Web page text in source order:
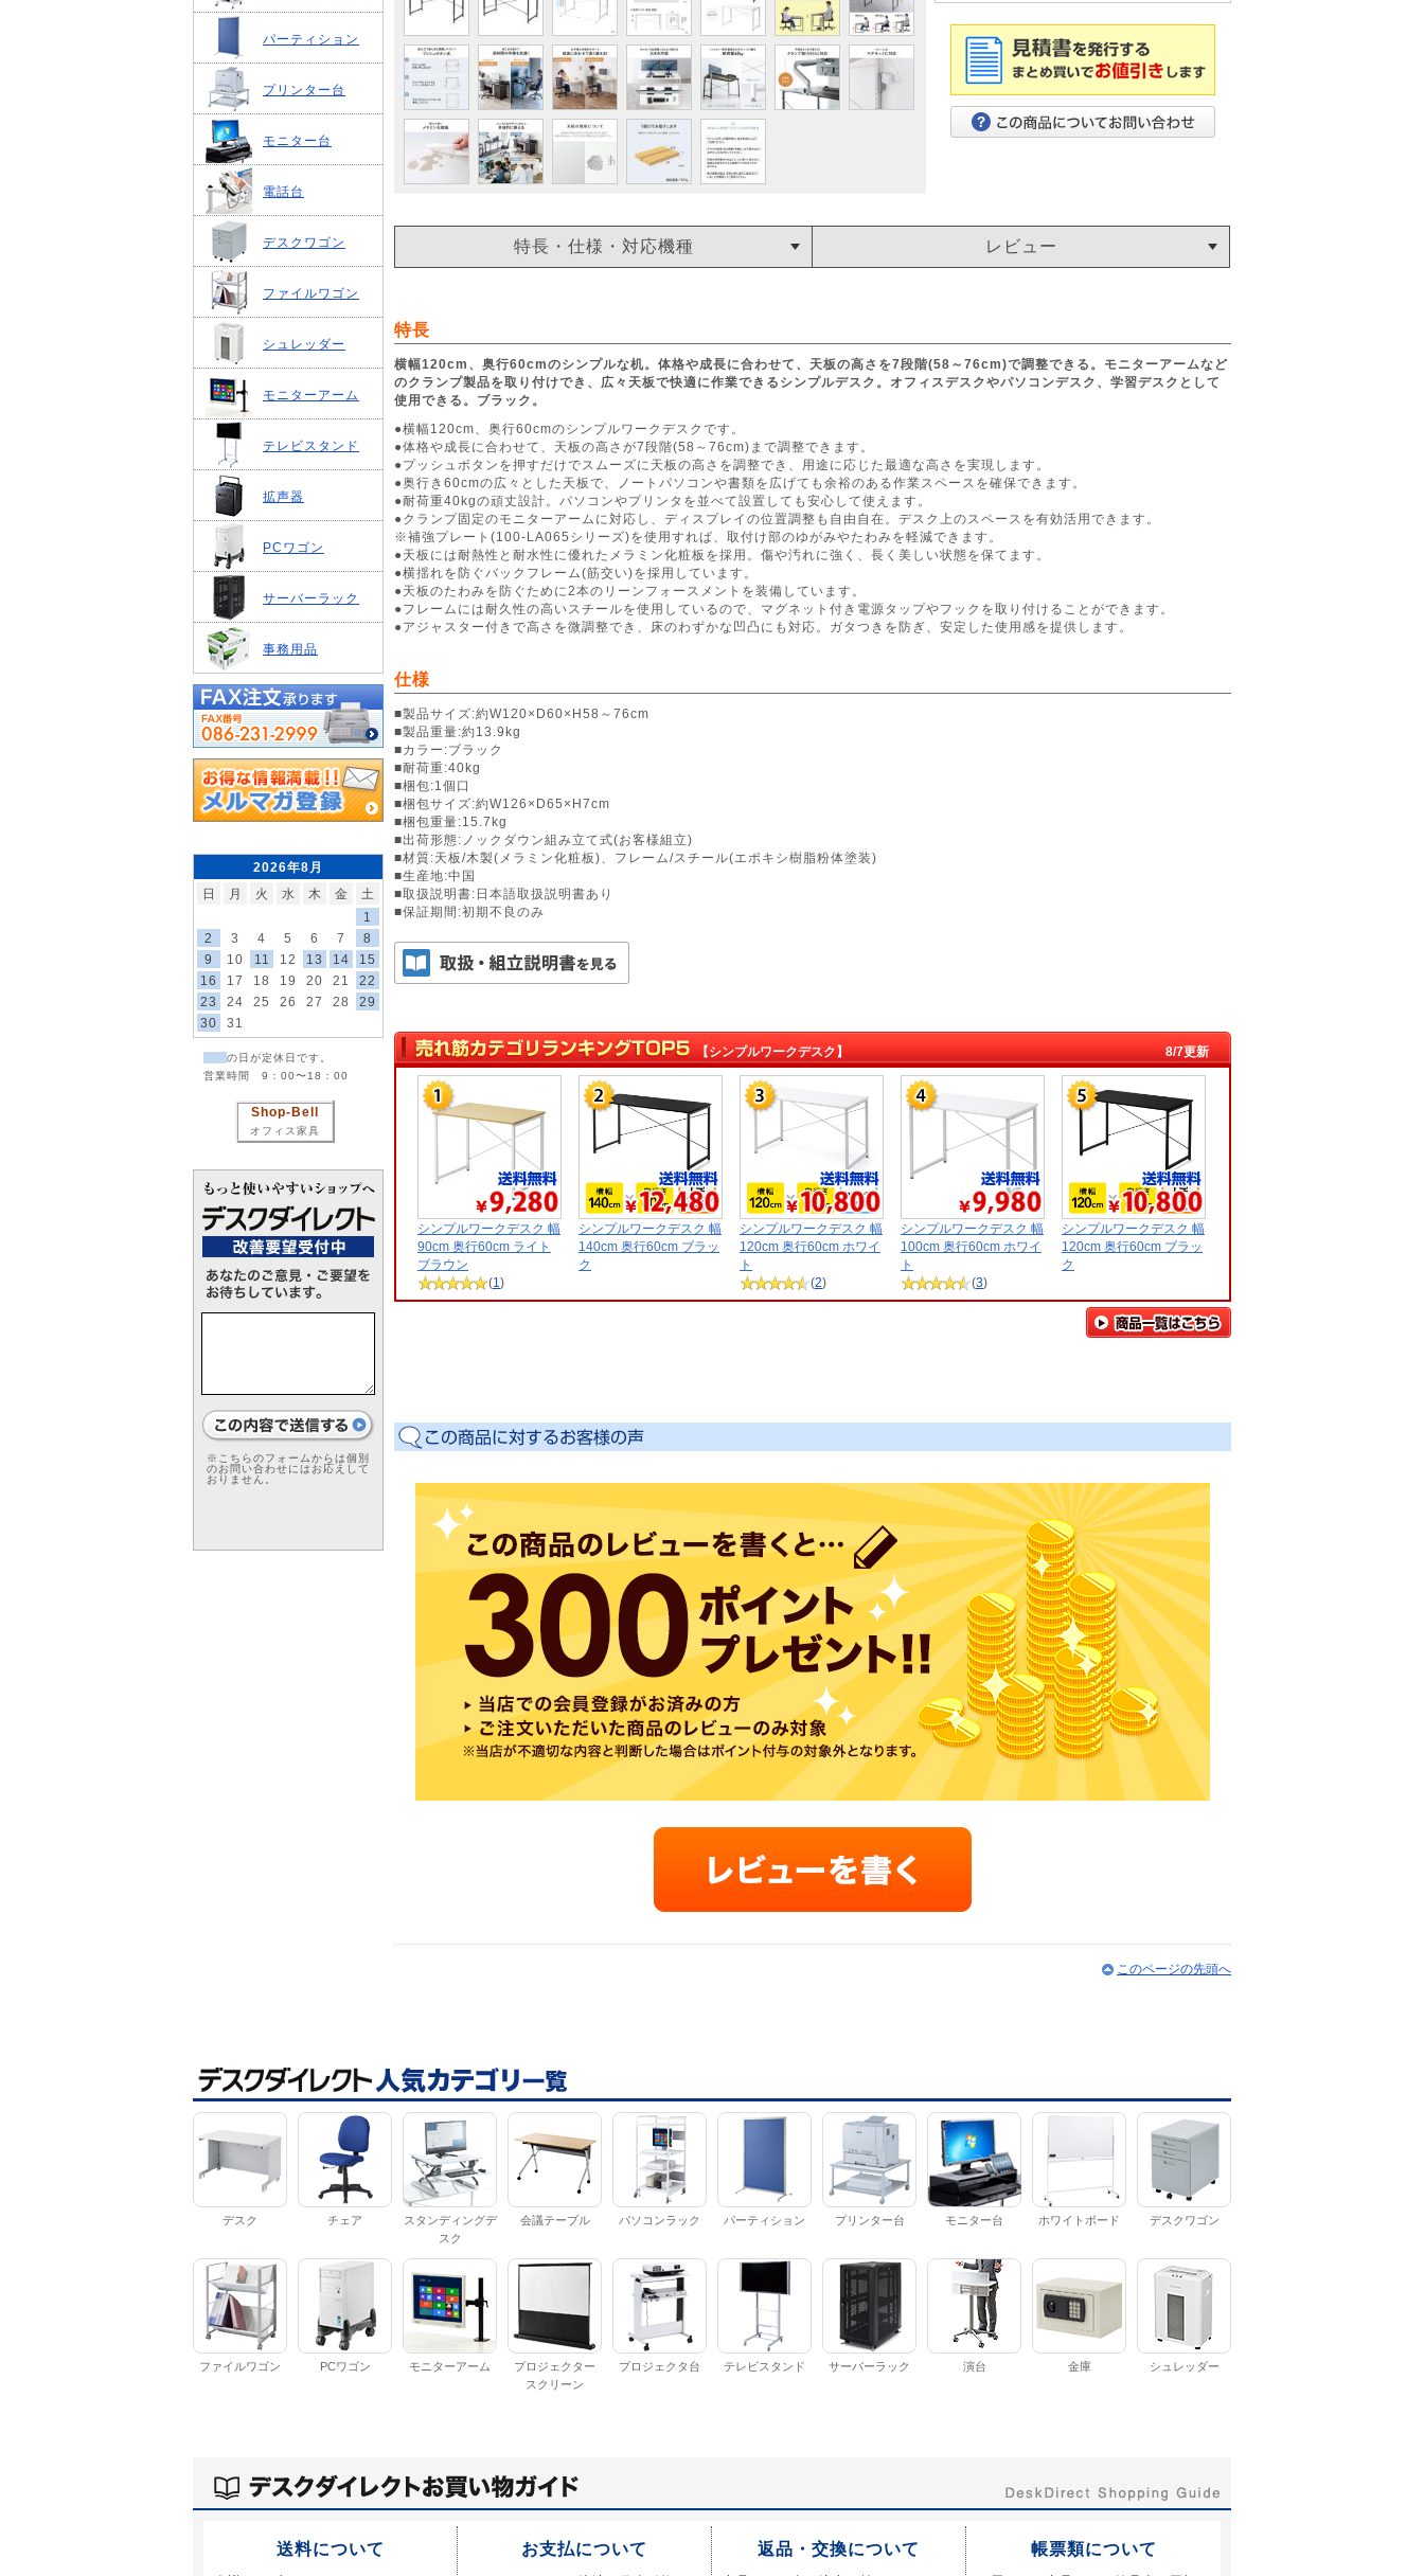
パーティション
プリンター台
モニター台
電話台
デスクワゴン
ファイルワゴン
シュレッダー
モニターアーム
テレビスタンド
拡声器
PCワゴン
サーバーラック
事務用品
2026年8月
日
月 火 水 木 金
土
1
2
3 4 5 6 7
8
9
10 11 12 13 14
15
16
17 18 19 20 21
22
23
24 25 26 27 28
29
30
31
の日が定休日です。
営業時間 9：00〜18：00
Shop-Bell
オフィス家具
※こちらのフォームからは個別
のお問い合わせにはお応えして
おりません。
特長・仕様・対応機種 レビュー
特長
横幅120cm、奥行60cmのシンプルな机。体格や成長に合わせて、天板の高さを7段階(58～76cm)で調整できる。モニターアームなど
のクランプ製品を取り付けでき、広々天板で快適に作業できるシンプルデスク。オフィスデスクやパソコンデスク、学習デスクとして
使用できる。ブラック。
●横幅120cm、奥行60cmのシンプルワークデスクです。
●体格や成長に合わせて、天板の高さが7段階(58～76cm)まで調整できます。
●プッシュボタンを押すだけでスムーズに天板の高さを調整でき、用途に応じた最適な高さを実現します。
●奥行き60cmの広々とした天板で、ノートパソコンや書類を広げても余裕のある作業スペースを確保できます。
●耐荷重40kgの頑丈設計。パソコンやプリンタを並べて設置しても安心して使えます。
●クランプ固定のモニターアームに対応し、ディスプレイの位置調整も自由自在。デスク上のスペースを有効活用できます。
※補強プレート(100-LA065シリーズ)を使用すれば、取付け部のゆがみやたわみを軽減できます。
●天板には耐熱性と耐水性に優れたメラミン化粧板を採用。傷や汚れに強く、長く美しい状態を保てます。
●横揺れを防ぐバックフレーム(筋交い)を採用しています。
●天板のたわみを防ぐために2本のリーンフォースメントを装備しています。
●フレームには耐久性の高いスチールを使用しているので、マグネット付き電源タップやフックを取り付けることができます。
●アジャスター付きで高さを微調整でき、床のわずかな凹凸にも対応。ガタつきを防ぎ、安定した使用感を提供します。
仕様
■製品サイズ:約W120×D60×H58～76cm
■製品重量:約13.9kg
■カラー:ブラック
■耐荷重:40kg
■梱包:1個口
■梱包サイズ:約W126×D65×H7cm
■梱包重量:15.7kg
■出荷形態:ノックダウン組み立て式(お客様組立)
■材質:天板/木製(メラミン化粧板)、フレーム/スチール(エポキシ樹脂粉体塗装)
■生産地:中国
■取扱説明書:日本語取扱説明書あり
■保証期間:初期不良のみ
【シンプルワークデスク】 8/7更新
シンプルワークデスク 幅
90cm 奥行60cm ライト
ブラウン
(1 )
シンプルワークデスク 幅
140cm 奥行60cm ブラッ
ク
シンプルワークデスク 幅
120cm 奥行60cm ホワイ
ト
(2)
シンプルワークデスク 幅
100cm 奥行60cm ホワイ
ト
(3)
シンプルワークデスク 幅
120cm 奥行60cm ブラッ
ク
このページの先頭へ
デスク チェア
スタンディングデ
スク
会議テーブル パソコンラック パーティション プリンター台 モニター台 ホワイトボード デスクワゴン
ファイルワゴン PCワゴン モニターアーム
プロジェクター
スクリーン
プロジェクタ台 テレビスタンド サーバーラック 演台 金庫 シュレッダー
送料について お支払について 返品・交換について 帳票類について